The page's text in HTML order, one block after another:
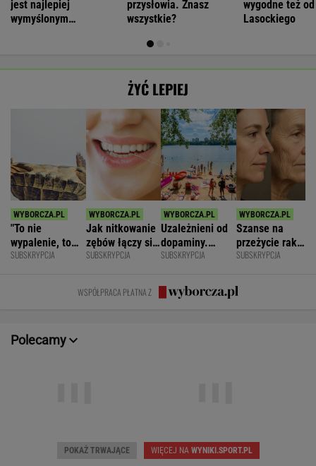
jest najlepiej
wymyślonym
przysłowia. Znasz
wszystkie?
wygodne też od
Lasockiego
ŻYĆ LEPIEJ
"To nie
wypalenie, to
nie depresja".
SUBSKRYPCJA
Jak nitkowanie
zębów łączy się
ze zdrowiem
SUBSKRYPCJA
Uzależnieni od
dopaminy.
Psychiatra o
łatwego życia
SUBSKRYPCJA
Szanse na
przeżycie raka
widać na
Zaskakujące
badania
SUBSKRYPCJA
WSPÓŁPRACA PŁATNA Z
Polecamy
POKAŻ TRWAJĄCE WIĘCEJ NAWYNIKI.SPORT.PL